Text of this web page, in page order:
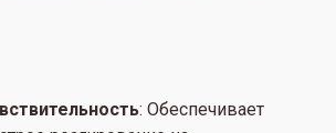
: Обеспечивает